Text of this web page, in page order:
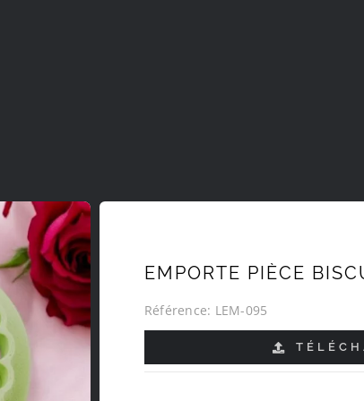
EMPORTE PIÈCE
Référence: LEM-095